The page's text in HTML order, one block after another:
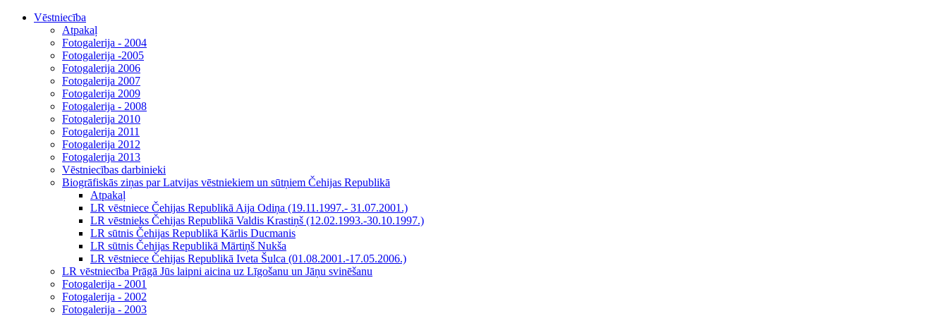
Vēstniecība
Atpakaļ
Fotogalerija - 2004
Fotogalerija -2005
Fotogalerija 2006
Fotogalerija 2007
Fotogalerija 2009
Fotogalerija - 2008
Fotogalerija 2010
Fotogalerija 2011
Fotogalerija 2012
Fotogalerija 2013
Vēstniecības darbinieki
Biogrāfiskās ziņas par Latvijas vēstniekiem un sūtņiem Čehijas Republikā
Atpakaļ
LR vēstniece Čehijas Republikā Aija Odiņa (19.11.1997.- 31.07.2001.)
LR vēstnieks Čehijas Republikā Valdis Krastiņš (12.02.1993.-30.10.1997.)
LR sūtnis Čehijas Republikā Kārlis Ducmanis
LR sūtnis Čehijas Republikā Mārtiņš Nukša
LR vēstniece Čehijas Republikā Iveta Šulca (01.08.2001.-17.05.2006.)
LR vēstniecība Prāgā Jūs laipni aicina uz Līgošanu un Jāņu svinēšanu
Fotogalerija - 2001
Fotogalerija - 2002
Fotogalerija - 2003